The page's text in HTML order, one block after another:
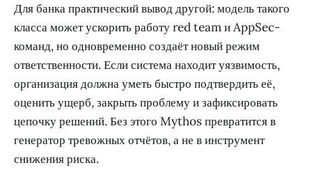
Для банка практический вывод другой: модель такого
класса может ускорить работу red team и AppSec-
команд, но одновременно создаёт новый режим
ответственности. Если система находит уязвимость,
организация должна уметь быстро подтвердить её,
оценить ущерб, закрыть проблему и зафиксировать
цепочку решений. Без этого Mythos превратится в
генератор тревожных отчётов, а не в инструмент
снижения риска.